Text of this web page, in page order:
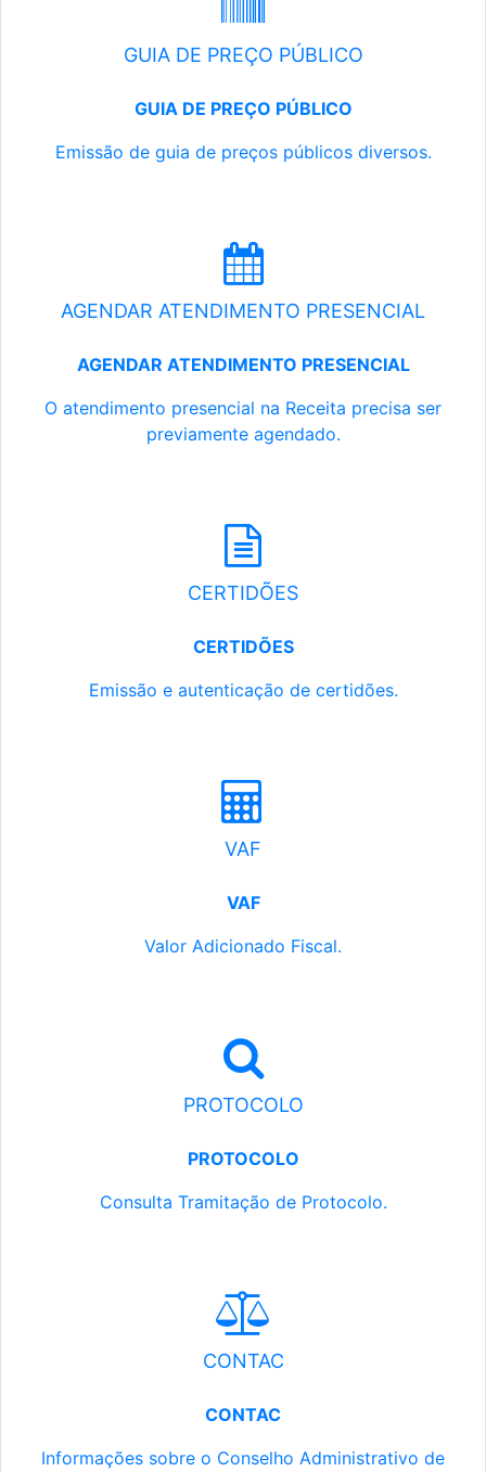
GUIA DE PREÇO PÚBLICO
GUIA DE PREÇO PÚBLICO
Emissão de guia de preços públicos diversos.
AGENDAR ATENDIMENTO PRESENCIAL
AGENDAR ATENDIMENTO PRESENCIAL
O atendimento presencial na Receita precisa ser
previamente agendado.
CERTIDÕES
CERTIDÕES
Emissão e autenticação de certidões.
VAF
VAF
Valor Adicionado Fiscal.
PROTOCOLO
PROTOCOLO
Consulta Tramitação de Protocolo.
CONTAC
CONTAC
Informações sobre o Conselho Administrativo de